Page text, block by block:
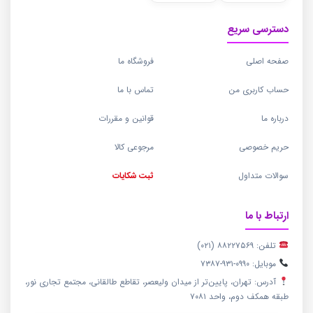
دسترسی سریع
صفحه اصلی فروشگاه ما
حساب کاربری من تماس با ما
درباره ما قوانین و مقررات
حریم خصوصی مرجوعی کالا
سوالات متداول ثبت شکایات
ارتباط با ما
تلفن: ۸۸۲۲۷۵۶۹ (۰۲۱)
موبایل: ۰۹۹۰-۹۳۱-۷۳۸۷
آدرس: تهران، پایین‌تر از میدان ولیعصر، تقاطع طالقانی، مجتمع تجاری نور،
طبقه همکف دوم، واحد ۷۰۸۱